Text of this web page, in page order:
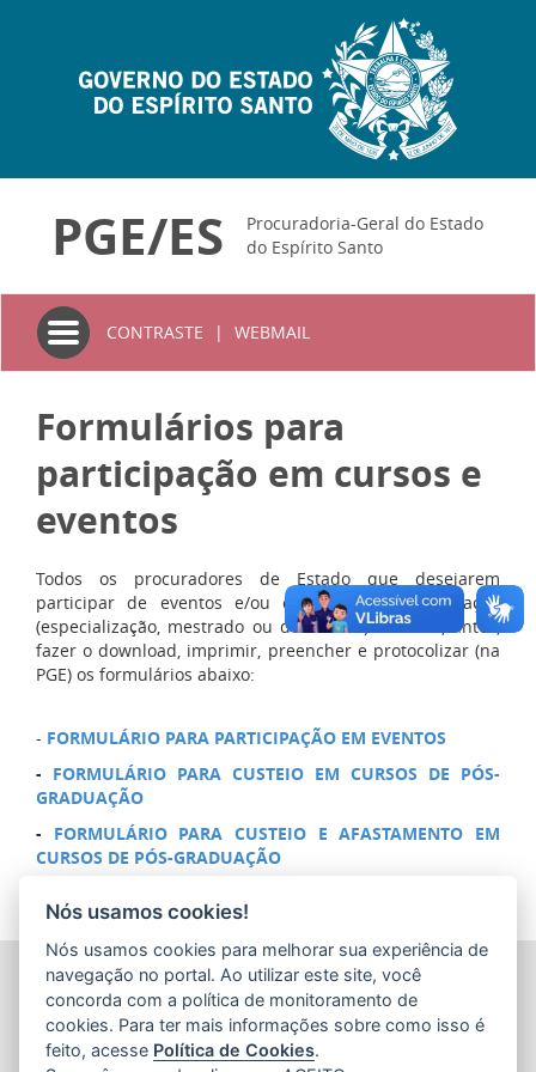
PGE/ES
Procuradoria-Geral do Estado
do Espírito Santo
Toggle
navigation
CONTRASTE | WEBMAIL
Formulários para
participação em cursos e
eventos
Todos os procuradores de Estado que desejarem
participar de eventos e/ou cursos de pós-graduação
(especialização, mestrado ou doutorado) deverão, antes,
fazer o download, imprimir, preencher e protocolizar (na
PGE) os formulários abaixo:
- FORMULÁRIO PARA PARTICIPAÇÃO EM EVENTOS
- FORMULÁRIO PARA CUSTEIO EM CURSOS DE PÓS-
GRADUAÇÃO
- FORMULÁRIO PARA CUSTEIO E AFASTAMENTO EM
CURSOS DE PÓS-GRADUAÇÃO
PROCURADORIA-GERAL DO ESTADO DO ESPÍRITO SANTO
(PGE/ES)
Av. Nossa Senhora da Penha, 1590 - Barro Vermelho
CEP: 29057-550 - Vitória / ES
Nós usamos cookies!
Nós usamos cookies para melhorar sua experiência de
navegação no portal. Ao utilizar este site, você
concorda com a política de monitoramento de
cookies. Para ter mais informações sobre como isso é
feito, acesse Política de Cookies.